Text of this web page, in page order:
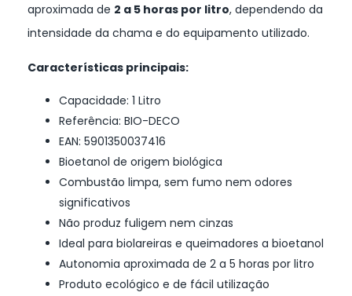
aproximada de 2 a 5 horas por litro, dependendo da
intensidade da chama e do equipamento utilizado.
Características principais:
Capacidade: 1 Litro
Referência: BIO-DECO
EAN: 5901350037416
Bioetanol de origem biológica
Combustão limpa, sem fumo nem odores
significativos
Não produz fuligem nem cinzas
Ideal para biolareiras e queimadores a bioetanol
Autonomia aproximada de 2 a 5 horas por litro
Produto ecológico e de fácil utilização